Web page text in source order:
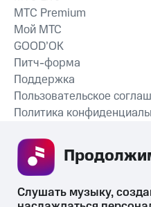
СКАЧАТЬ
MTС Premium
Мой МТС
GOOD’OK
Питч-форма
Поддержка
Пользовательское
Политика
Слушать музыку,